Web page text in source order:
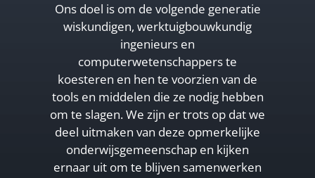
Ons doel is om de volgende generatie
wiskundigen, werktuigbouwkundig
ingenieurs en
computerwetenschappers te
koesteren en hen te voorzien van de
tools en middelen die ze nodig hebben
om te slagen. We zijn er trots op dat we
deel uitmaken van deze opmerkelijke
onderwijsgemeenschap en kijken
ernaar uit om te blijven samenwerken